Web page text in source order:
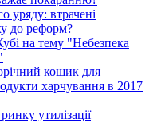
уряду: втрачені
до реформ?
на тему "Небезпека
кошик для
харчування в 2017
утилізації